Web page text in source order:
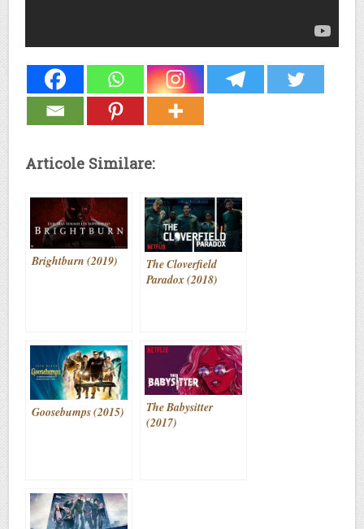
Articole Similare:
Brightburn (2019)
The Cloverfield
Paradox (2018)
Goosebumps (2015)
The Babysitter
(2017)